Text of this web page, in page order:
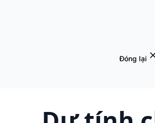
Đóng lại